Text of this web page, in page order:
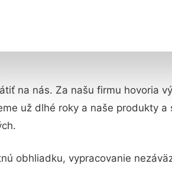
na nás. Za našu firmu hovoria
už dlhé roky a naše produkty a
obhliadku, vypracovanie